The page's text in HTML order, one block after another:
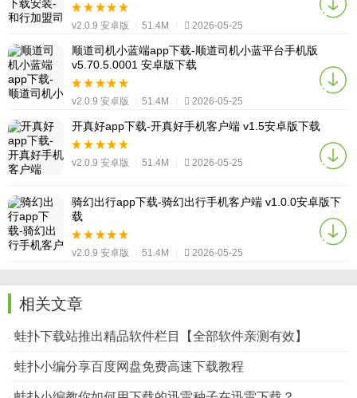
v2.0.9 安卓版 51.4M 2026-05-25
顺道司机小蓝端app下载-顺道司机小蓝平台手机版
v5.70.5.0001 安卓版下载
v2.0.9 安卓版 51.4M 2026-05-25
开真好app下载-开真好手机客户端 v1.5安卓版下载
v2.0.9 安卓版 51.4M 2026-05-25
骑幻出行app下载-骑幻出行手机客户端 v1.0.0安卓版下
载
v2.0.9 安卓版 51.4M 2026-05-25
相关文章
蛙扑下载站推出精品软件栏目【全部软件亲测有效】
蛙扑小编分享百度网盘免费高速下载教程